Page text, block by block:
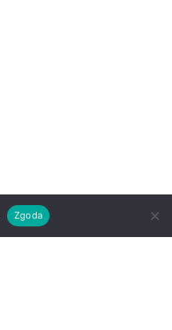
Zgoda